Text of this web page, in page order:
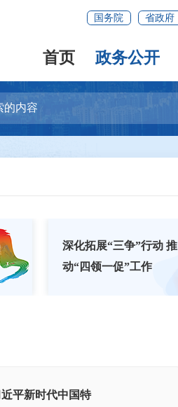
国务院 省政府
首页 政务公开
深化拓展“三争”行动 推
动“四领一促”工作
平新时代中国特